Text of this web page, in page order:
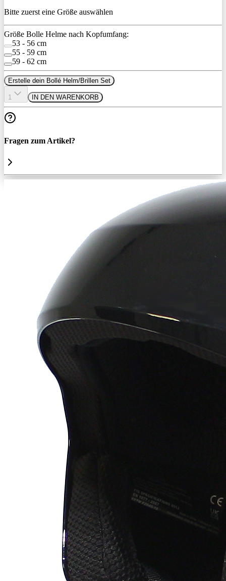
Bitte zuerst eine Größe auswählen
Größe Bolle Helme nach Kopfumfang:
53 - 56 cm
55 - 59 cm
59 - 62 cm
Erstelle dein Bollé Helm/Brillen Set
1 IN DEN WARENKORB
Fragen zum Artikel?